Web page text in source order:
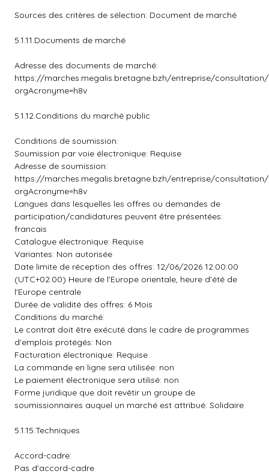
Sources des critères de sélection: Document de marché
5.1.11.Documents de marché
Adresse des documents de marché:
https://marches.megalis.bretagne.bzh/entreprise/consultation/
orgAcronyme=h8v
5.1.12.Conditions du marché public
Conditions de soumission:
Soumission par voie électronique: Requise
Adresse de soumission:
https://marches.megalis.bretagne.bzh/entreprise/consultation/
orgAcronyme=h8v
Langues dans lesquelles les offres ou demandes de
participation/candidatures peuvent être présentées:
francais
Catalogue électronique: Requise
Variantes: Non autorisée
Date limite de réception des offres: 12/06/2026 12:00:00
(UTC+02:00) Heure de l'Europe orientale, heure d'été de
l'Europe centrale
Durée de validité des offres: 6 Mois
Conditions du marché:
Le contrat doit être exécuté dans le cadre de programmes
d'emplois protégés: Non
Facturation électronique: Requise
La commande en ligne sera utilisée: non
Le paiement électronique sera utilisé: non
Forme juridique que doit revêtir un groupe de
soumissionnaires auquel un marché est attribué: Solidaire
5.1.15.Techniques
Accord-cadre:
Pas d'accord-cadre